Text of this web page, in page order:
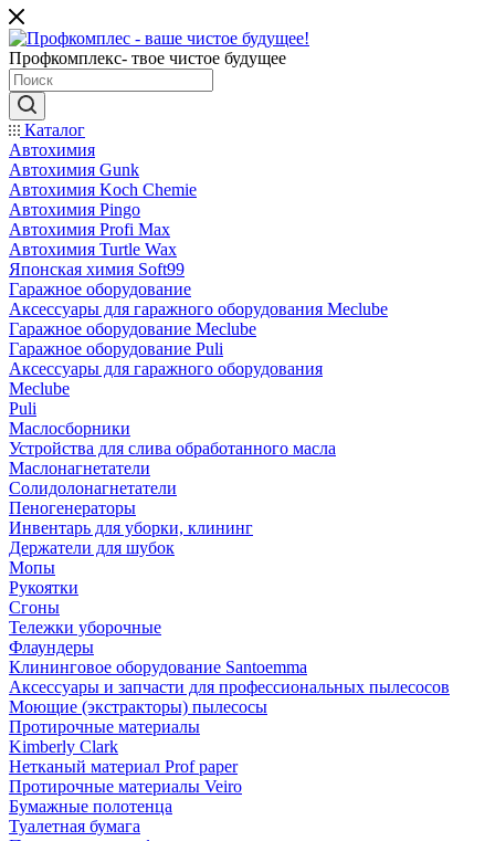
Профкомплекс- твое чистое будущее
Каталог
Автохимия
Автохимия Gunk
Автохимия Koch Chemie
Автохимия Pingo
Автохимия Profi Max
Автохимия Turtle Wax
Японская химия Soft99
Гаражное оборудование
Аксессуары для гаражного оборудования Meclube
Гаражное оборудование Meclube
Гаражное оборудование Puli
Аксессуары для гаражного оборудования
Meclube
Puli
Маслосборники
Устройства для слива обработанного масла
Маслонагнетатели
Солидолонагнетатели
Пеногенераторы
Инвентарь для уборки, клининг
Держатели для шубок
Мопы
Рукоятки
Сгоны
Тележки уборочные
Флаундеры
Клининговое оборудование Santoemma
Аксессуары и запчасти для профессиональных пылесосов
Моющие (экстракторы) пылесосы
Протирочные материалы
Kimberly Clark
Нетканый материал Prof paper
Протирочные материалы Veiro
Бумажные полотенца
Туалетная бумага